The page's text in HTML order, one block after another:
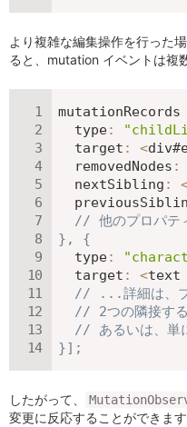
より複雑な編集操作を行った
ると、mutation イベントは複
mutationRecords
type:
target : <
removedNodes :
nextSibling :
// 他のプロパテ
} ,
{
type:
target : <text
// ...詳細は、ブ
// 2つの隣接す
// あるいは、単
}] ;
したがって、
変更に反応することができます